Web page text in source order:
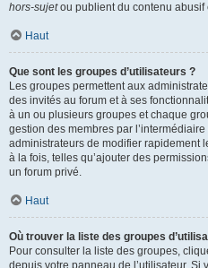
hors-sujetou publient du contenu abusif
Haut
Que sont les groupes d’utilisateurs ?
Les groupes permettent aux
des invités au forum et à ses
à un ou plusieurs groupes et chaque
gestion des membres par
administrateurs de modifier rapidement
à la fois, telles qu’ajouter des
un forum privé.
Haut
Où trouver la liste des groupes
Pour consulter la liste des groupes,
depuis votre panneau de l’utilisateur.